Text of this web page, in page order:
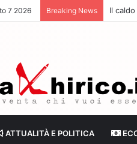
7 2026 Breaking News Il
ATTUALITÀ E POLITICA